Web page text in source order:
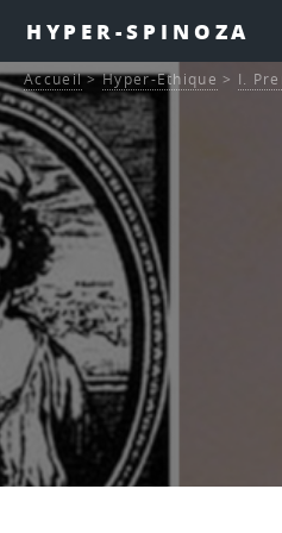
HYPER-SPINOZA
Accueil>Hyper-Ethique > I.